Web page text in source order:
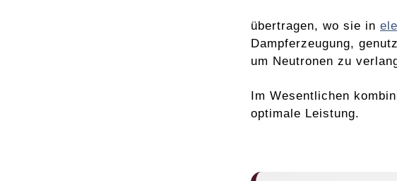
übertragen, wo sie in
Dampferzeugung,
um Neutronen zu
Im Wesentlichen
optimale Leistung.